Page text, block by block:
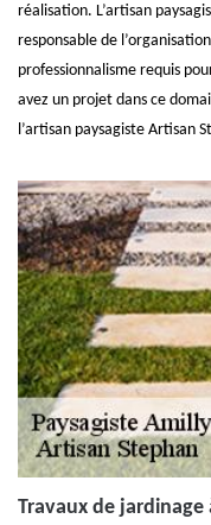
réalisation. L’artisan
responsable de
professionnalisme requis
avez un projet dans ce
l’artisan paysagiste Artisan
Travaux de